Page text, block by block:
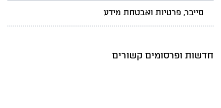
סייבר, פרטיות ואבטחת מידע
חדשות ופרסומים קשורים